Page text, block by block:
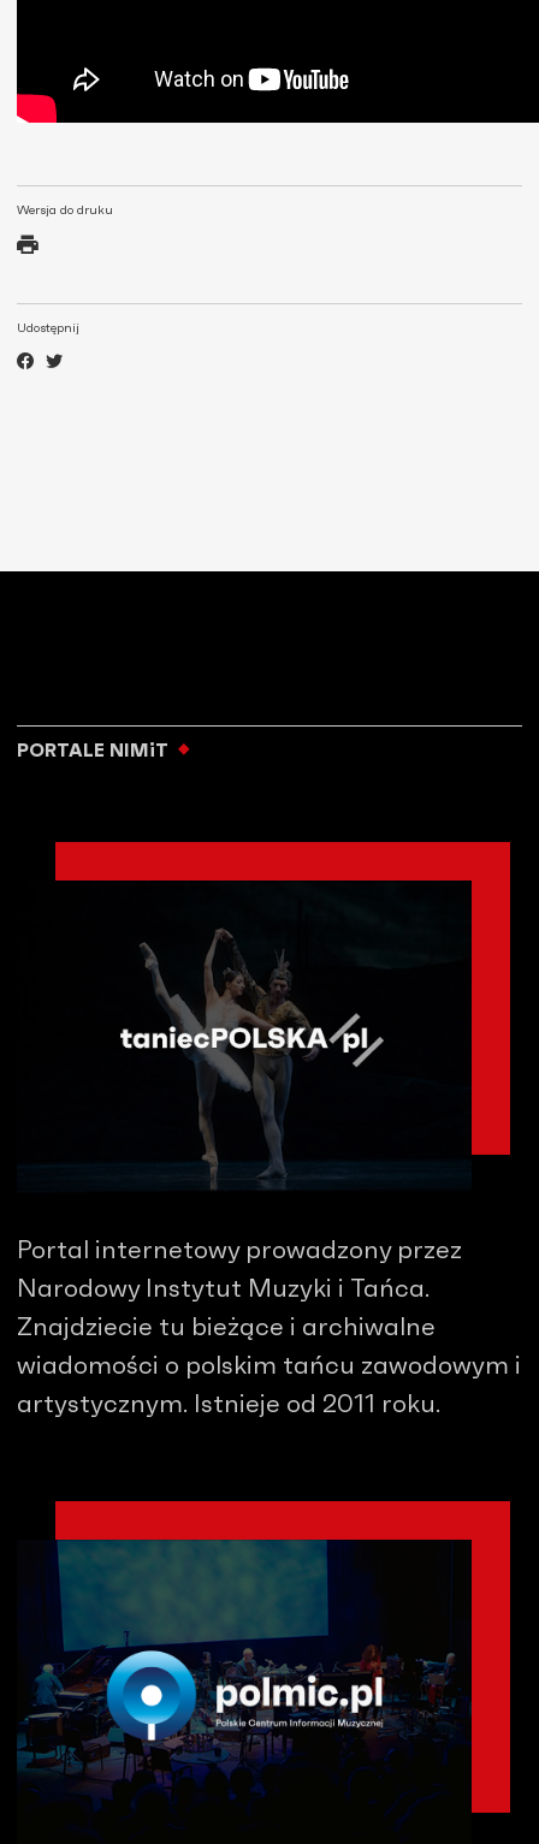
Wersja do druku
Udostępnij
PORTALE NIMiT
Portal internetowy prowadzony przez
Narodowy Instytut Muzyki i Tańca.
Znajdziecie tu bieżące i archiwalne
wiadomości o polskim tańcu zawodowym i
artystycznym. Istnieje od 2011 roku.